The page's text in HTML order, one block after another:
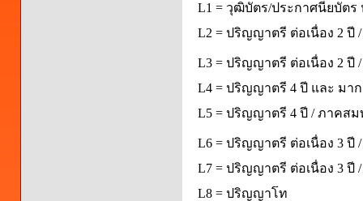
L1 = วุฒิบัตร/ประกาศนียบัตร
L2 = ปริญญาตรี ต่อเนื่อง 2 ปี
L3 = ปริญญาตรี ต่อเนื่อง 2 ปี
L4 = ปริญญาตรี 4 ปี และ มา
L5 = ปริญญาตรี 4 ปี / ภาคส
L6 = ปริญญาตรี ต่อเนื่อง 3 ปี
L7 = ปริญญาตรี ต่อเนื่อง 3 ปี
L8 = ปริญญาโท